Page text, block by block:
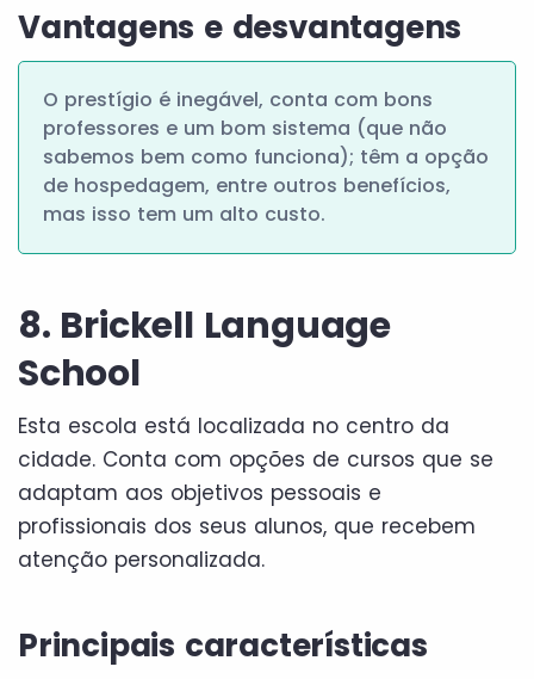
Vantagens e desvantagens
O prestígio é inegável, conta com bons
professores e um bom sistema (que não
sabemos bem como funciona); têm a opção
de hospedagem, entre outros benefícios,
mas isso tem um alto custo.
8. Brickell Language
School
Esta escola está localizada no centro da
cidade. Conta com opções de cursos que se
adaptam aos objetivos pessoais e
profissionais dos seus alunos, que recebem
atenção personalizada.
Principais características